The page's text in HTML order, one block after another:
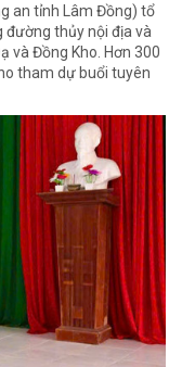
an tỉnh Lâm Đồng) tổ
đường thủy nội địa và
và Đồng Kho. Hơn 300
tham dự buổi tuyên